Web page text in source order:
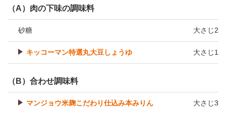
（A）肉の下味の調味料
砂糖 大さじ2
キッコーマン特選丸大豆しょうゆ 大さじ1
（B）合わせ調味料
マンジョウ米麹こだわり仕込み本みりん 大さじ3